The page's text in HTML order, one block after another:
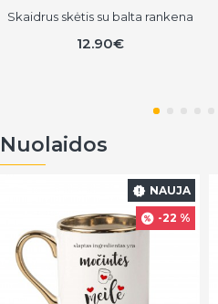
Skaidrus skėtis su balta rankena
12.90€
Nuolaidos
NAUJA
-22 %